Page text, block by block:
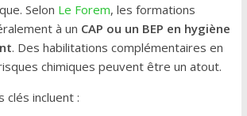
Selon Le Forem, les formations
à un CAP ou un BEP en hygiène
. Des habilitations complémentaires en
chimiques peuvent être un atout.
clés incluent :